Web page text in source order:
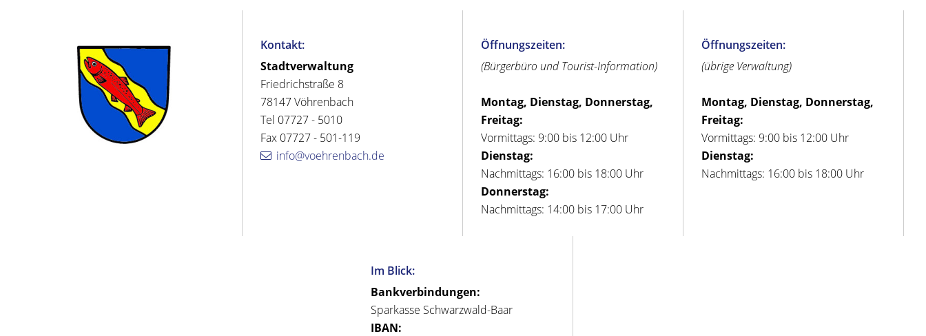
Kontakt:
Stadtverwaltung
Friedrichstraße 8
78147 Vöhrenbach
Tel 07727 - 5010
Fax 07727 - 501-119
info@voehrenbach.de
Öffnungszeiten:
(Bürgerbüro und Tourist-Information)
Montag, Dienstag, Donnerstag,
Freitag:
Vormittags: 9:00 bis 12:00 Uhr
Dienstag:
Nachmittags: 16:00 bis 18:00 Uhr
Donnerstag:
Nachmittags: 14:00 bis 17:00 Uhr
Öffnungszeiten:
(übrige Verwaltung)
Montag, Dienstag, Donnerstag,
Freitag:
Vormittags: 9:00 bis 12:00 Uhr
Dienstag:
Nachmittags: 16:00 bis 18:00 Uhr
Im Blick:
Bankverbindungen:
Sparkasse Schwarzwald-Baar
IBAN: